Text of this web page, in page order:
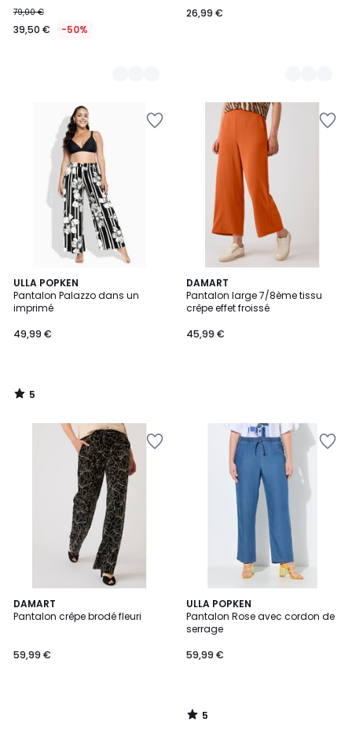
79,00 €
39,50 € -50%
26,99 €
ULLA POPKEN
Pantalon Palazzo dans un
imprimé
49,99 €
5
/
5
5
/
DAMART
Pantalon large 7/8ème tissu
crêpe effet froissé
45,99 €
DAMART
Pantalon crêpe brodé fleuri
59,99 €
ULLA POPKEN
Pantalon Rose avec cordon de
serrage
59,99 €
5
/
5
5
/